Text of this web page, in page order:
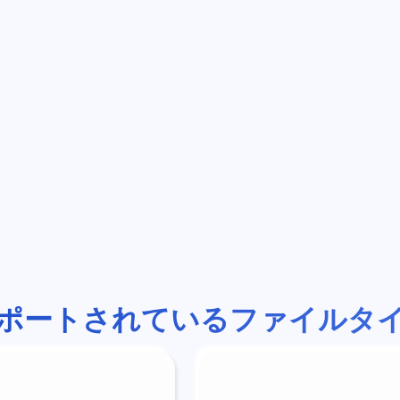
ートされているファイルタ